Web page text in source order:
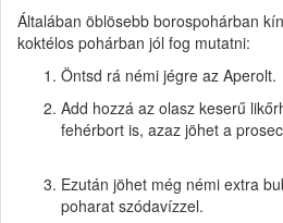
Általában öblösebb borospohárban
koktélos pohárban jól fog mutatni:
Öntsd rá némi jégre az Aperolt.
Add hozzá az olasz keserű
fehérbort is, azaz jöhet a
Ezután jöhet még némi extra
poharat szódavízzel.